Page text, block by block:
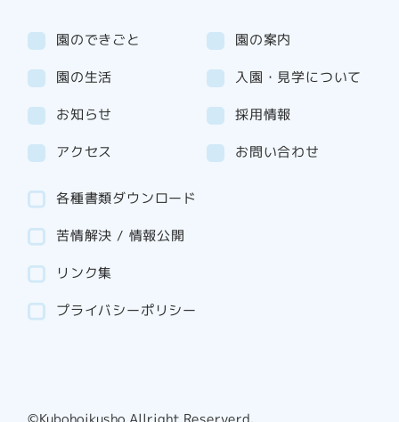
園のできごと 園の案内
園の生活 入園・見学について
お知らせ
採用情報
アクセス
お問い合わせ
各種書類ダウンロード
苦情解決 / 情報公開
リンク集
プライバシーポリシー